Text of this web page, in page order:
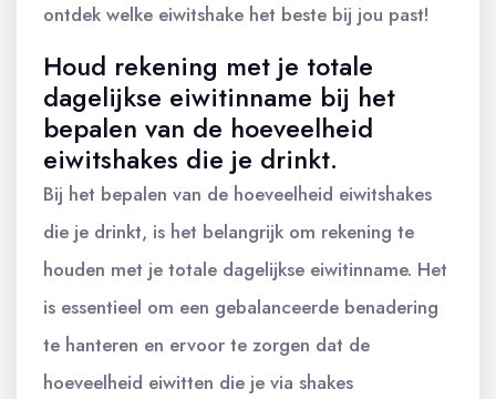
ontdek welke eiwitshake het beste bij jou past!
Houd rekening met je totale
dagelijkse eiwitinname bij het
bepalen van de hoeveelheid
eiwitshakes die je drinkt.
Bij het bepalen van de hoeveelheid eiwitshakes
die je drinkt, is het belangrijk om rekening te
houden met je totale dagelijkse eiwitinname. Het
is essentieel om een gebalanceerde benadering
te hanteren en ervoor te zorgen dat de
hoeveelheid eiwitten die je via shakes